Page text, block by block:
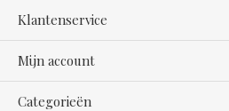
Klantenservice
Mijn account
Categorieën